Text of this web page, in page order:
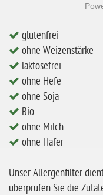
eiweißarm / PKU
ohne Mandeln
ohne Milch
ohne Hafer
ohne Zuckerzusatz
ohne Reis
ohne Senf
glutenfrei
ohne Weizenstärke
laktosefrei
ohne Hefe
ohne Soja
Bio
ohne Milch
ohne Hafer
Unser Allergenfilter
überprüfen Sie die